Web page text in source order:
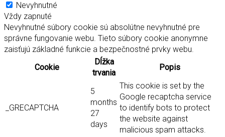
Nevyhnutné
Vždy zapnuté
Nevyhnutné súbory cookie sú absolútne nevyhnutné pre
správne fungovanie webu. Tieto súbory cookie anonymne
zaisťujú základné funkcie a bezpečnostné prvky webu.
Cookie
Dĺžka
trvania
Popis
_GRECAPTCHA
5
months
27
days
This cookie is set by the
Google recaptcha service
to identify bots to protect
the website against
malicious spam attacks.